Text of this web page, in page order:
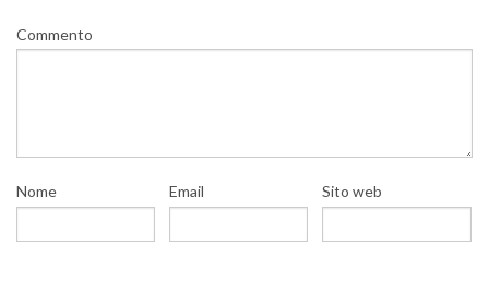
Commento
Nome Email Sito web